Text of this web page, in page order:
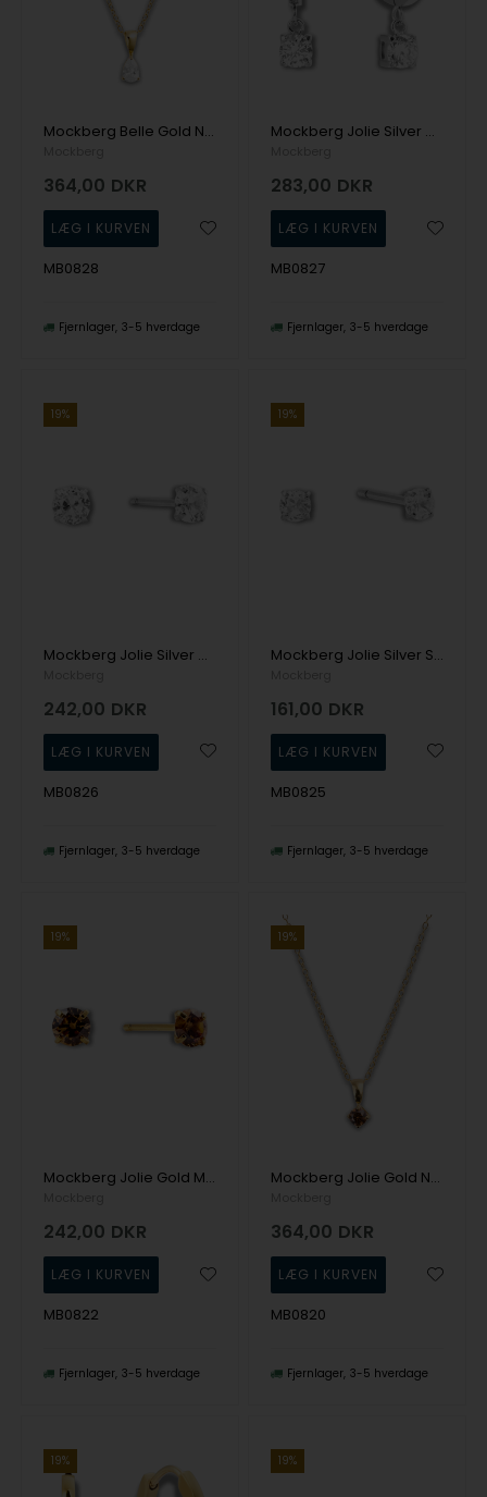
Mockberg Belle Gold Necklace White Halskæde
364,00 DKR
MB0828
Fjernlager 3-5 hverdage
Mockberg Jolie Silver Hoop White Ørering
283,00 DKR
MB0827
Fjernlager 3-5 hverdage
19%
Mockberg Jolie Silver Med. Stud White Ørering
242,00 DKR
MB0826
Fjernlager 3-5 hverdage
19%
Mockberg Jolie Silver Sm. Stud White Ørering
161,00 DKR
MB0825
Fjernlager 3-5 hverdage
19%
Mockberg Jolie Gold Med. Stud Coffee Ørering
242,00 DKR
MB0822
Fjernlager 3-5 hverdage
19%
Mockberg Jolie Gold Necklace Coffee Halskæde
364,00 DKR
MB0820
Fjernlager 3-5 hverdage
19% 19%